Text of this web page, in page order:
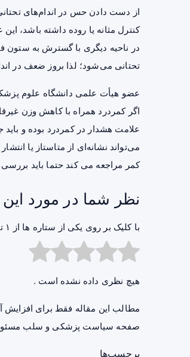
از دست دادن حس در اندام‌های
کنترل مثانه یا روده داشته باشد،
در ناحیه دیگری با گسترش به
تحتانی می‌شود؛ لذا بروز ضعف در
عضو هیأت علمی دانشگاه علوم پزشکی
اگر کمردرد همراه باکاهش وزن
علامت هشدار در کمردرد بوده و
می‌تواند نشانه‌ای از متاستاز یا
کمر مراجعه می کند حتما باید بررسی
نظر شما در مورد
با کلیک بر روی یکی از ستاره ها از ۱ تا ۵ امتیاز دهید :
هیچ نظری داده نشده است .
مطالب این مقاله فقط برای
صفحه سیاست پزشکی و سلب
برچسب‌ها